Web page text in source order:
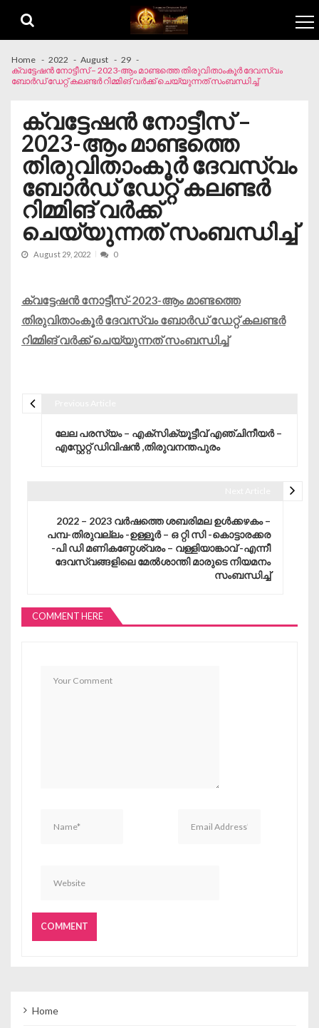
Home 2022 August
29
ക്വട്ടേഷൻ നോട്ടീസ് – 2023-ആം മാണ്ടത്തെ തിരുവിതാംകൂർ ദേവസ്വം
ബോർഡ് ഡേറ്റ് കലണ്ടർ റിമ്മിങ് വർക്ക് ചെയ്യുന്നത്‌ സംബന്ധിച്ച്
ക്വട്ടേഷൻ നോട്ടീസ് –
2023-ആം മാണ്ടത്തെ
തിരുവിതാംകൂർ ദേവസ്വം
ബോർഡ് ഡേറ്റ് കലണ്ടർ
റിമ്മിങ് വർക്ക്
ചെയ്യുന്നത്‌ സംബന്ധിച്ച്
August 29, 2022 0
ക്വട്ടേഷൻ നോട്ടീസ്-2023-ആം മാണ്ടത്തെ
തിരുവിതാംകൂർ ദേവസ്വം ബോർഡ് ഡേറ്റ് കലണ്ടർ
റിമ്മിങ് വർക്ക് ചെയ്യുന്നത്‌ സംബന്ധിച്ച്
ലേല പരസ്യം – എക്സിക്യൂട്ടീവ് എഞ്ചിനീയർ –
എസ്റ്റേറ്റ് ഡിവിഷൻ ,തിരുവനന്തപുരം
2022 – 2023 വർഷത്തെ ശബരിമല ഉൾക്കഴകം –
പമ്പ-തിരുവല്ലം -ഉള്ളൂർ – ഒ റ്റി സി -കൊട്ടാരക്കര
-പി ഡി മണികണ്ഠേശ്വരം – വള്ളിയാങ്കാവ് -എന്നീ
ദേവസ്വങ്ങളിലെ മേൽശാന്തി മാരുടെ നിയമനം
സംബന്ധിച്ച്
COMMENT HERE
Home